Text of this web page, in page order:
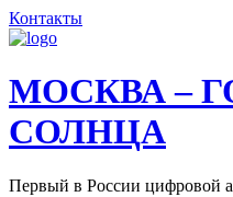
Контакты
МОСКВА –
СОЛНЦА
Первый в России цифровой